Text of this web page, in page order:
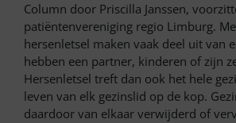
Column door Priscilla Janssen,
patiëntenvereniging regio Limburg.
hersenletsel maken vaak deel uit van
hebben een partner, kinderen of zijn
Hersenletsel treft dan ook het hele
leven van elk gezinslid op de kop.
daardoor van elkaar verwijderd of